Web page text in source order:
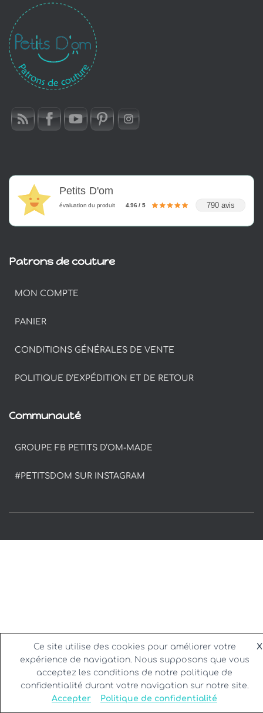
Petits D'om
évaluation du produit 4.96 / 5 790 avis
Patrons de couture
MON COMPTE
PANIER
CONDITIONS GÉNÉRALES DE VENTE
POLITIQUE D’EXPÉDITION ET DE RETOUR
Communauté
GROUPE FB PETITS D’OM-MADE
#PETITSDOM SUR INSTAGRAM
Ce site utilise des cookies pour améliorer votre
expérience de navigation. Nous supposons que vous
acceptez les conditions de notre politique de
confidentialité durant votre navigation sur notre site.
X
Accepter Politique de confidentialité